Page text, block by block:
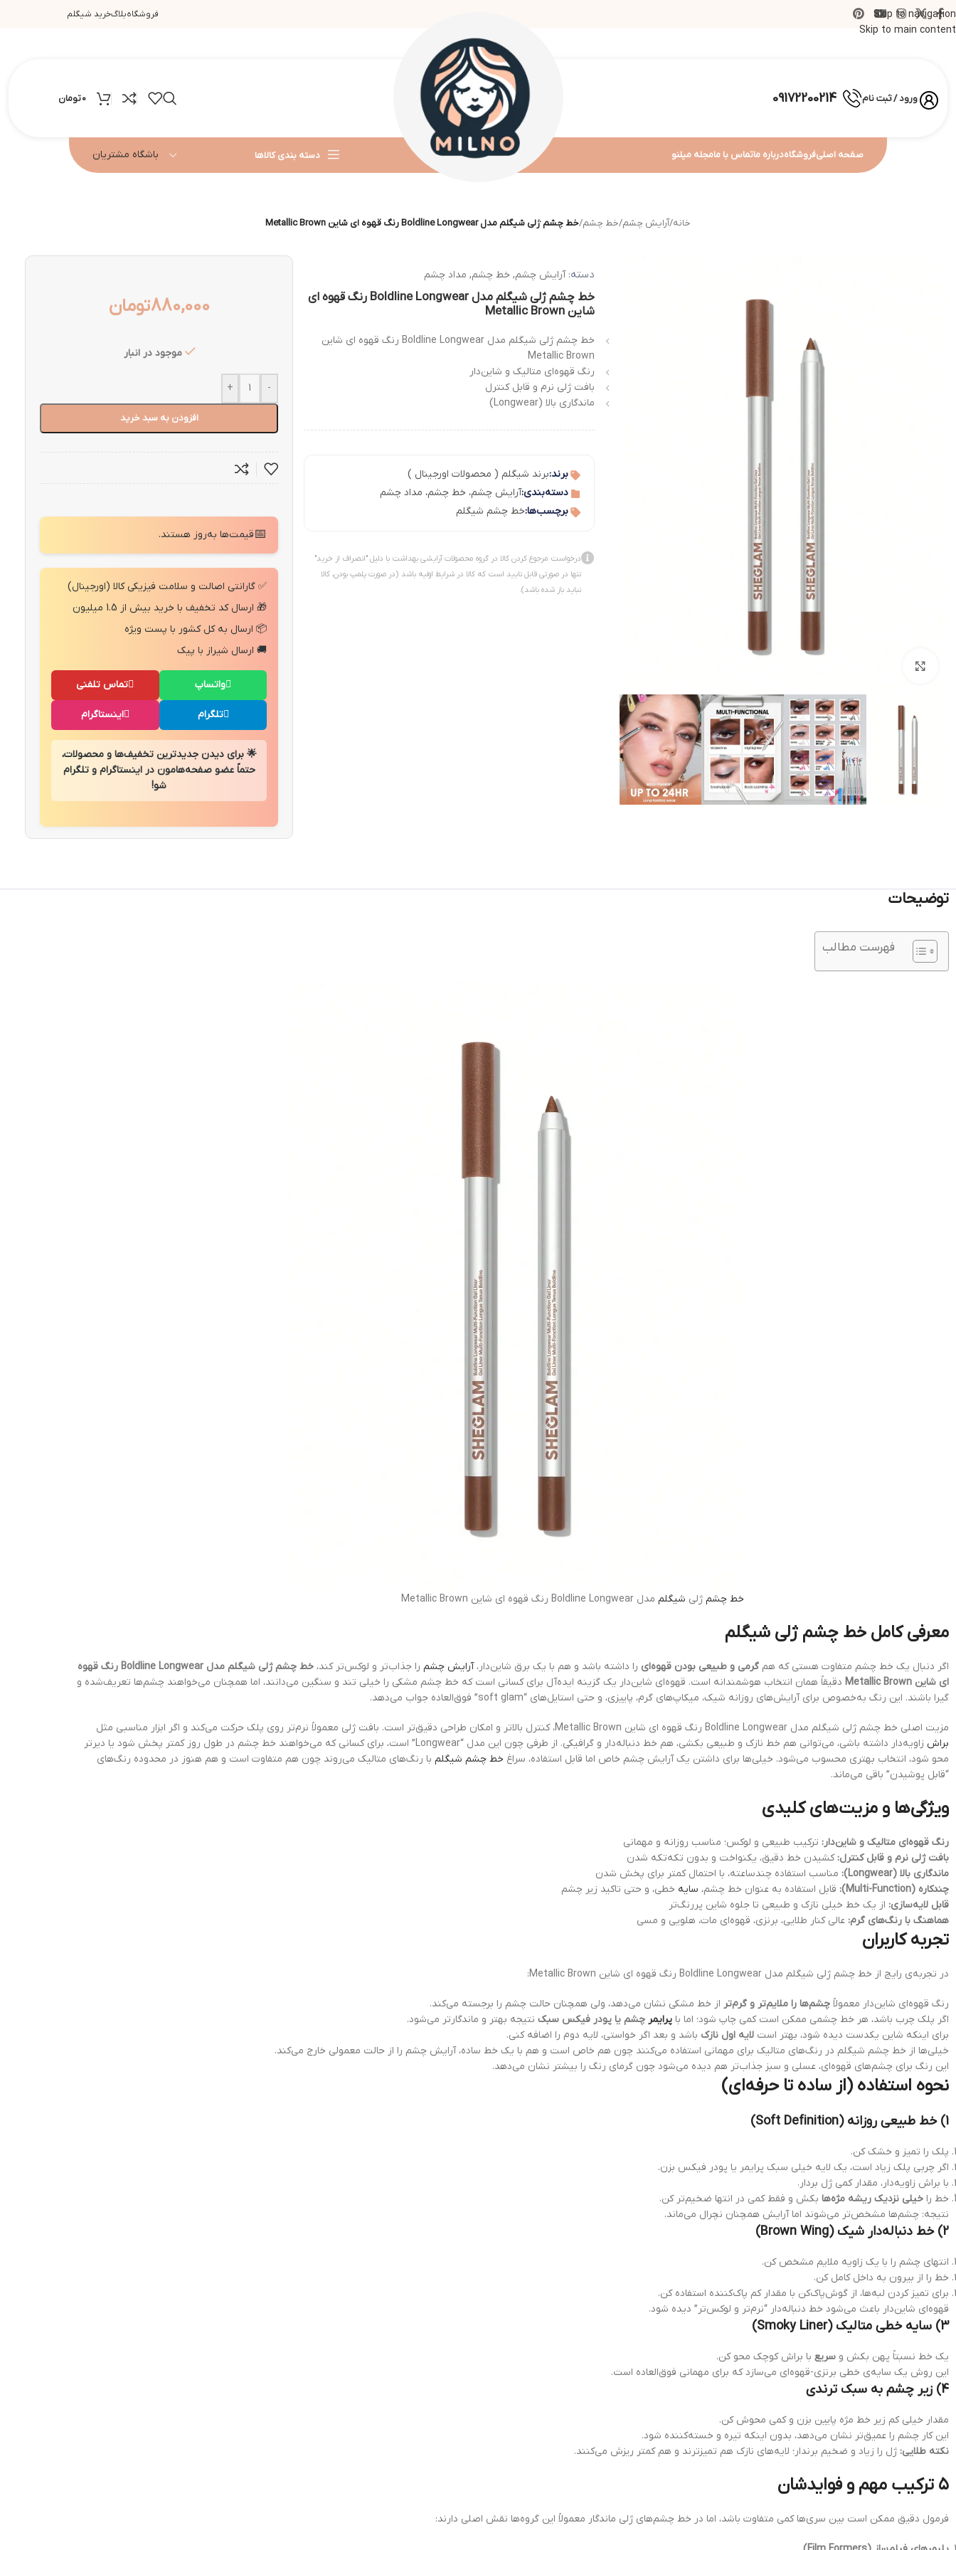
Skip to navigation
Skip to main content
فروشگاهبلاگخرید شیگلم
ورود / ثبت نام 09172200214
0تومان
صفحه اصلیفروشگاهدرباره ماتماس با مامجله میلنو دسته بندی کالاها باشگاه مشتریان
خانه/آرایش چشم/خط چشم/خط چشم ژلی شیگلم مدل Boldline Longwear رنگ قهوه ای شاین Metallic Brown
دسته: آرایش چشم, خط چشم, مداد چشم
خط چشم ژلی شیگلم مدل Boldline Longwear رنگ قهوه ای
شاین Metallic Brown
خط چشم ژلی شیگلم مدل Boldline Longwear رنگ قهوه ای شاین
Metallic Brown
رنگ قهوه‌ای متالیک و شاین‌دار
بافت ژلی نرم و قابل کنترل
ماندگاری بالا (Longwear)
برند:برند شیگلم ( محصولات اورجینال )
دسته‌بندی:آرایش چشم، خط چشم، مداد چشم
برچسب‌ها:خط چشم شیگلم
درخواست مرجوع کردن کالا در گروه محصولات آرایشی بهداشت با دلیل "انصراف از خرید"
تنها در صورتی قابل تایید است که کالا در شرایط اولیه باشد (در صورت پلمپ بودن، کالا
نباید باز شده باشد).
880,000تومان
موجود در انبار
-
+
افزودن به سبد خرید
📅قیمت‌ها به‌روز هستند.
✅ گارانتی اصالت و سلامت فیزیکی کالا (اورجینال)
🎁 ارسال کد تخفیف با خرید بیش از 1.5 میلیون
📦 ارسال به کل کشور با پست ویژه
🚚 ارسال شیراز با پیک
تماس تلفنی واتساپ
اینستاگرام تلگرام
🌟 برای دیدن جدیدترین تخفیف‌ها و محصولات،
حتماً عضو صفحه‌هامون در اینستاگرام و تلگرام
شو!
توضیحات
فهرست مطالب
خط چشم ژلی شیگلم مدل Boldline Longwear رنگ قهوه ای شاین Metallic Brown
معرفی کامل خط چشم ژلی شیگلم
اگر دنبال یک خط چشم متفاوت هستی که هم گرمی و طبیعی بودن قهوه‌ای را داشته باشد و هم با یک برق شاین‌دار،آرایش چشم را جذاب‌تر و لوکس‌تر کند،
خط چشم ژلی شیگلم مدل Boldline Longwear رنگ قهوه
ای شاین Metallic Brown
دقیقاً همان انتخاب هوشمندانه است. قهوه‌ای شاین‌دار یک گزینه ایده‌آل برای کسانی است که خط چشم مشکی را خیلی تند و سنگین می‌دانند، اما همچنان می‌خواهند چشم‌ها تعریف‌شده و
گیرا باشند. این رنگ به‌خصوص برای آرایش‌های روزانه شیک، میکاپ‌های گرم، پاییزی، و حتی استایل‌های “soft glam” فوق‌العاده جواب می‌دهد.
مزیت اصلی خط چشم ژلی شیگلم مدل Boldline Longwear رنگ قهوه ای شاین Metallic Brown، کنترل بالاتر و امکان طراحی دقیق‌تر است. بافت ژلی معمولاً نرم‌تر روی پلک حرکت می‌کند و اگر ابزار مناسبی مثل
براش
زاویه‌دار داشته باشی، می‌توانی هم خط نازک و طبیعی بکشی، هم خط دنباله‌دار و گرافیکی. از طرفی چون این مدل “Longwear” است، برای کسانی که می‌خواهند خط چشم در طول روز کمتر پخش شود یا دیرتر
محو شود، انتخاب بهتری محسوب می‌شود. خیلی‌ها برای داشتن یک آرایش چشم خاص اما قابل استفاده، سراغ خط چشم شیگلم با رنگ‌های متالیک می‌روند چون هم متفاوت است و هم هنوز در محدوده رنگ‌های
“قابل پوشیدن” باقی می‌ماند.
ویژگی‌ها و مزیت‌های کلیدی
رنگ قهوه‌ای متالیک و شاین‌دار: ترکیب طبیعی و لوکس؛ مناسب روزانه و مهمانی
بافت ژلی نرم و قابل کنترل: کشیدن خط دقیق، یکنواخت و بدون تکه‌تکه شدن
ماندگاری بالا (Longwear):
مناسب استفاده چندساعته، با احتمال کمتر برای پخش شدن
چندکاره (Multi-Function):
قابل استفاده به عنوان خط چشم، سایه خطی، و حتی تاکید زیر چشم
قابل لایه‌سازی: از یک خط خیلی نازک و طبیعی تا جلوه شاین پررنگ‌تر
هماهنگ با رنگ‌های گرم: عالی کنار طلایی، برنزی، قهوه‌ای مات، هلویی و مسی
تجربه کاربران
در تجربه‌ی رایج از خط چشم ژلی شیگلم مدل Boldline Longwear رنگ قهوه ای شاین Metallic Brown:
رنگ قهوه‌ای شاین‌دار معمولاً چشم‌ها را ملایم‌تر و گرم‌تر از خط مشکی نشان می‌دهد، ولی همچنان حالت چشم را برجسته می‌کند.
اگر پلک چرب باشد، هر خط چشمی ممکن است کمی چاپ شود؛ اما با پرایمر چشم یا پودر فیکس سبک نتیجه بهتر و ماندگارتر می‌شود.
برای اینکه شاین یکدست دیده شود، بهتر است لایه اول نازک باشد و بعد اگر خواستی، لایه دوم را اضافه کنی.
خیلی‌ها از خط چشم شیگلم در رنگ‌های متالیک برای مهمانی استفاده می‌کنند چون هم خاص است و هم با یک خط ساده، آرایش چشم را از حالت معمولی خارج می‌کند.
این رنگ برای چشم‌های قهوه‌ای، عسلی و سبز جذاب‌تر هم دیده می‌شود چون گرمای رنگ را بیشتر نشان می‌دهد.
نحوه استفاده (از ساده تا حرفه‌ای)
1) خط طبیعی روزانه (Soft Definition)
پلک را تمیز و خشک کن.
اگر چربی پلک زیاد است، یک لایه خیلی سبک پرایمر یا پودر فیکس بزن.
با براش زاویه‌دار، مقدار کمی ژل بردار.
خط را خیلی نزدیک ریشه مژه‌ها بکش و فقط کمی در انتها ضخیم‌تر کن.
نتیجه: چشم‌ها مشخص‌تر می‌شوند اما آرایش همچنان نچرال می‌ماند.
2) خط دنباله‌دار شیک (Brown Wing)
انتهای چشم را با یک زاویه ملایم مشخص کن.
خط را از بیرون به داخل کامل کن.
برای تمیز کردن لبه‌ها، از گوش‌پاک‌کن با مقدار کم پاک‌کننده استفاده کن.
قهوه‌ای شاین‌دار باعث می‌شود خط دنباله‌دار “نرم‌تر و لوکس‌تر” دیده شود.
3) سایه خطی متالیک (Smoky Liner)
یک خط نسبتاً پهن بکش و سریع با براش کوچک محو کن.
این روش یک سایه‌ی خطی برنزی-قهوه‌ای می‌سازد که برای مهمانی فوق‌العاده است.
4) زیر چشم به سبک ترندی
مقدار خیلی کم زیر خط مژه پایین بزن و کمی محوش کن.
این کار چشم را عمیق‌تر نشان می‌دهد، بدون اینکه تیره و خسته‌کننده شود.
نکته طلایی: ژل را زیاد و ضخیم برندار؛ لایه‌های نازک هم تمیزترند و هم کمتر ریزش می‌کنند.
۵ ترکیب مهم و فوایدشان
فرمول دقیق ممکن است بین سری‌ها کمی متفاوت باشد، اما در خط چشم‌های ژلی ماندگار معمولاً این گروه‌ها نقش اصلی دارند: